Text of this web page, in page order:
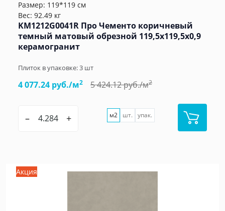
Размер: 119*119 см
Вес: 92.49 кг
KM1212G0041R Про Чементо коричневый
темный матовый обрезной 119,5x119,5x0,9
керамогранит
Плиток в упаковке:3 шт
4 077.24 руб./м2 5 424.12 руб./м2
– + м2 шт. упак.
Акция